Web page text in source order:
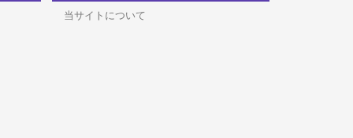
当サイトについて